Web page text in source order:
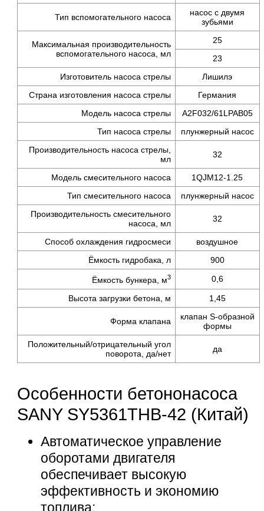
Тип вспомогательного насоса
насос с двумя
зубьями
Максимальная производительность
вспомогательного насоса, мл
25
23
Изготовитель насоса стрелы
Лишилэ
Страна изготовления насоса стрелы
Германия
Модель насоса стрелы
A2F032/61LPAB05
Тип насоса стрелы
плунжерный насос
Производительность насоса стрелы,
мл
32
Модель смесительного насоса
1QJМ12-1.25
Тип смесительного насоса
плунжерный насос
Производительность смесительного
насоса, мл
32
Способ охлаждения гидросмеси
воздушное
Ёмкость гидробака, л
900
Ёмкость бункера, м3 0,6
Высота загрузки бетона, м 1,45
Форма клапана клапан S-образной
формы
Положительный/отрицательный угол
поворота, да/нет да
Особенности бетононасоса
SANY SY5361THB-42 (Китай)
Автоматическое управление
оборотами двигателя
обеспечивает высокую
эффективность и экономию
топлива;